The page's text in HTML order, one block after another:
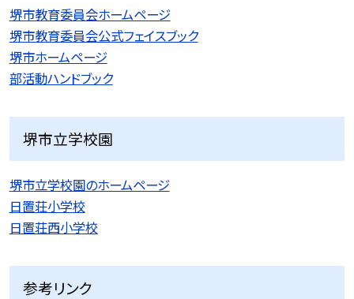
堺市教育委員会ホームページ
堺市教育委員会公式フェイスブック
堺市ホームページ
部活動ハンドブック
堺市立学校園
堺市立学校園のホームページ
日置荘小学校
日置荘西小学校
参考リンク